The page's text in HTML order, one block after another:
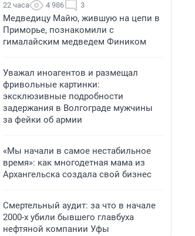
22 часа 4 986 3
Медведицу Майю, жившую на цепи в
Приморье, познакомили с
гималайским медведем Фиником
Уважал иноагентов и размещал
фривольные картинки:
эксклюзивные подробности
задержания в Волгограде мужчины
за фейки об армии
«Мы начали в самое нестабильное
время»: как многодетная мама из
Архангельска создала свой бизнес
Смертельный аудит: за что в начале
2000-х убили бывшего главбуха
нефтяной компании Уфы